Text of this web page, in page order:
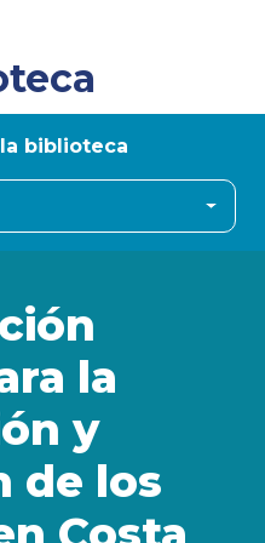
biblioteca
la
y
de los